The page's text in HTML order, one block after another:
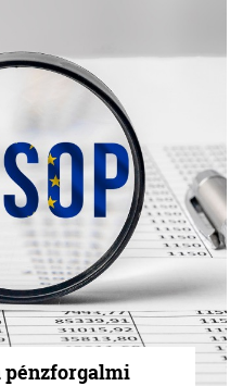
pénzforgalmi